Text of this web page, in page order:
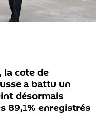
la cote de
a battu un
désormais
89,1% enregistrés